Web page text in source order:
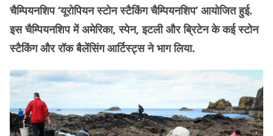
चैम्पियनशिप ‘यूरोपियन स्टोन स्टैकिंग चैम्पियनशिप’ आयोजित हुई.
इस चैम्पियनशिप में अमेरिका, स्पेन, इटली और ब्रिटेन के कई स्टोन
स्टैकिंग और रॉक बैलेंसिंग आर्टिस्ट्स ने भाग लिया.